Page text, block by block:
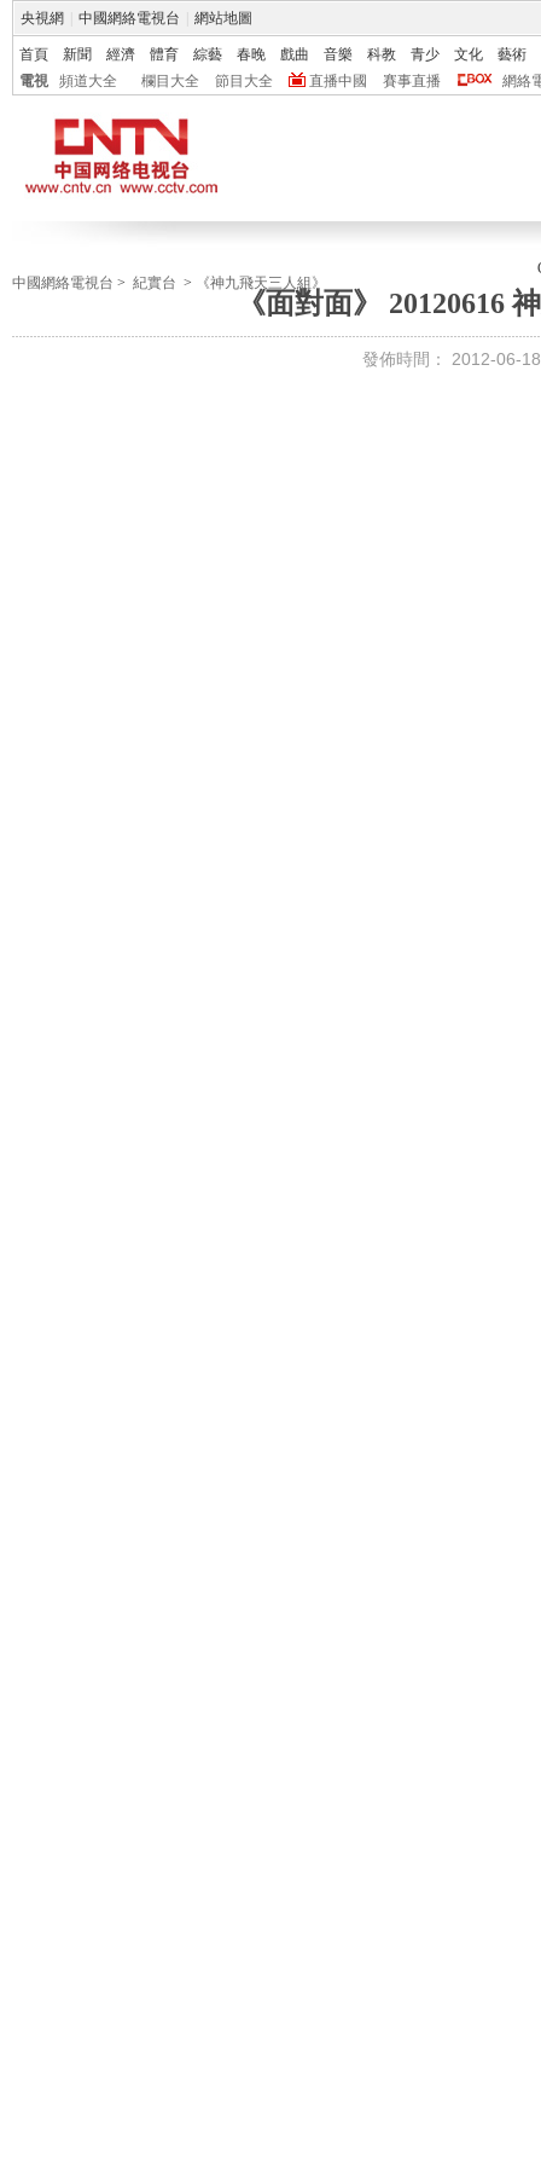
央視網 中國網絡電視台 網站地圖
首頁 新聞 經濟 體育 綜藝 春晚 戲曲 音樂 科教 青少 文化
藝術
電視
頻道大全 欄目大全 節目大全 直播中國 賽事直播 網絡
中國網絡電視台 > 紀實台 > 《神九飛天三人組》
《面對面》 20120616
發佈時間： 2012-06-